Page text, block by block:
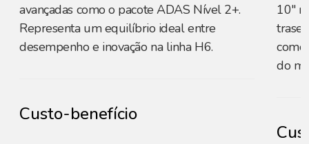
avançadas como o pacote ADAS Nível 2+.
Representa um equilíbrio ideal entre
desempenho e inovação na linha H6.
Custo-benefício
10"
do